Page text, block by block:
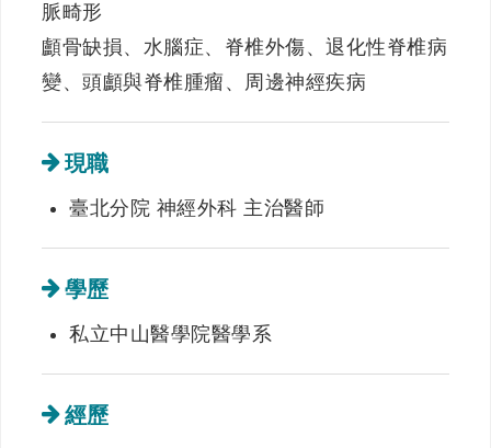
脈畸形
顱骨缺損、水腦症、脊椎外傷、退化性脊椎病
變、頭顱與脊椎腫瘤、周邊神經疾病
現職
臺北分院 神經外科 主治醫師
學歷
私立中山醫學院醫學系
經歷